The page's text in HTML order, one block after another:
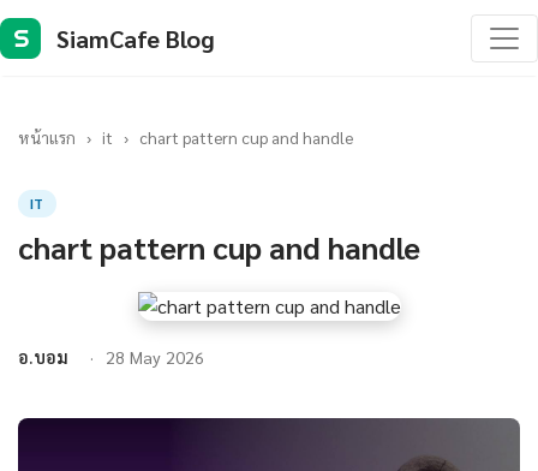
S SiamCafe Blog
หน้าแรก › it › chart pattern cup and handle
IT
chart pattern cup and handle
อ.บอม 28 May 2026